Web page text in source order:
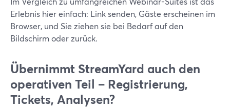
Erlebnis hier einfach: Link senden, Gäste erscheinen im
Browser, und Sie ziehen sie bei Bedarf auf den
Bildschirm oder zurück.
Übernimmt StreamYard auch den
operativen Teil – Registrierung,
Tickets, Analysen?